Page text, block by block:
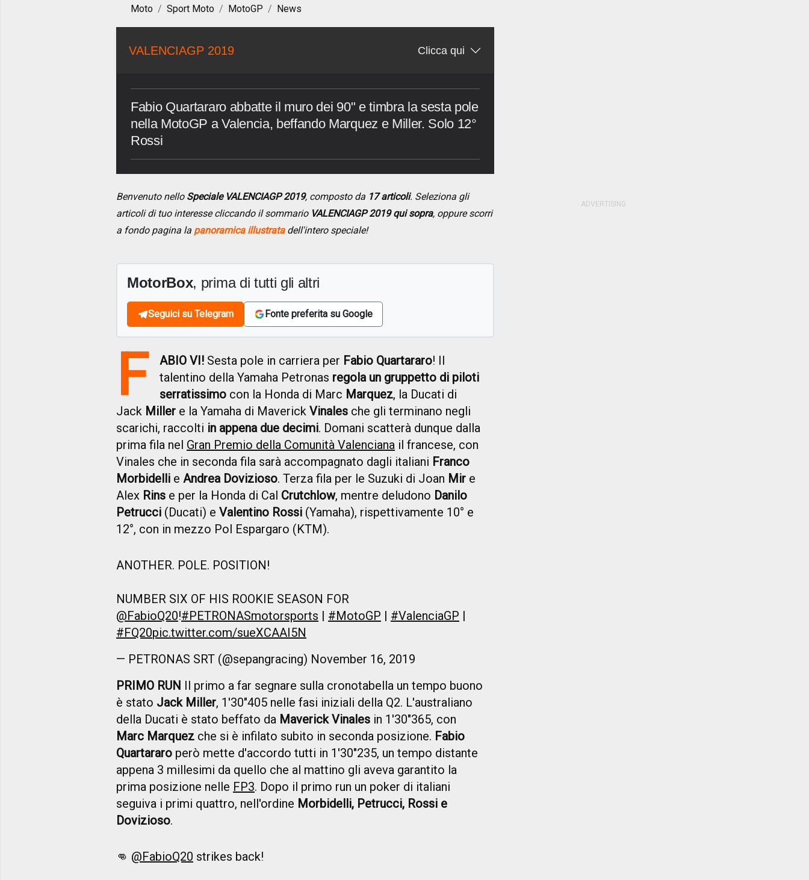
Moto Sport Moto MotoGP News
VALENCIAGP 2019 Clicca qui
Fabio Quartararo abbatte il muro dei 90" e timbra la sesta pole
nella MotoGP a Valencia, beffando Marquez e Miller. Solo 12°
Rossi
Benvenuto nello Speciale VALENCIAGP 2019, composto da 17 articoli. Seleziona gli
articoli di tuo interesse cliccando il sommario VALENCIAGP 2019 qui sopra, oppure scorri
a fondo pagina la panoramica illustratadell'intero speciale!
MotorBox, prima di tutti gli altri
Seguici su Telegram Fonte preferita su Google
F ABIO VI! Sesta pole in carriera per Fabio Quartararo! Il
talentino della Yamaha Petronas regola un gruppetto di piloti
serratissimo con la Honda di Marc Marquez, la Ducati di
Jack Miller e la Yamaha di Maverick Vinales che gli terminano negli
scarichi, raccolti in appena due decimi. Domani scatterà dunque dalla
prima fila nel Gran Premio della Comunità Valenciana il francese, con
Vinales che in seconda fila sarà accompagnato dagli italiani Franco
Morbidelli e Andrea Dovizioso. Terza fila per le Suzuki di Joan Mir e
Alex Rins e per la Honda di Cal Crutchlow, mentre deludono Danilo
Petrucci (Ducati) e Valentino Rossi (Yamaha), rispettivamente 10° e
12°, con in mezzo Pol Espargaro (KTM).
ANOTHER. POLE. POSITION!
NUMBER SIX OF HIS ROOKIE SEASON FOR
@FabioQ20!#PETRONASmotorsports | #MotoGP | #ValenciaGP |
#FQ20pic.twitter.com/sueXCAAI5N
— PETRONAS SRT (@sepangracing) November 16, 2019
PRIMO RUN Il primo a far segnare sulla cronotabella un tempo buono
è stato Jack Miller, 1'30"405 nelle fasi iniziali della Q2. L'australiano
della Ducati è stato beffato da Maverick Vinales in 1'30"365, con
Marc Marquez che si è infilato subito in seconda posizione. Fabio
Quartararo però mette d'accordo tutti in 1'30"235, un tempo distante
appena 3 millesimi da quello che al mattino gli aveva garantito la
prima posizione nelle FP3. Dopo il primo run un poker di italiani
seguiva i primi quattro, nell'ordine Morbidelli, Petrucci, Rossi e
Dovizioso.
👊 @FabioQ20 strikes back!